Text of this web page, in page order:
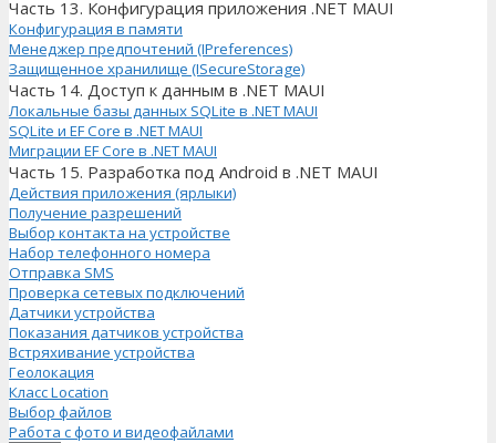
Часть 13. Конфигурация приложения .NET MAUI
Конфигурация в памяти
Менеджер предпочтений (IPreferences)
Защищенное хранилище (ISecureStorage)
Часть 14. Доступ к данным в .NET MAUI
Локальные базы данных SQLite в .NET MAUI
SQLite и EF Core в .NET MAUI
Миграции EF Core в .NET MAUI
Часть 15. Разработка под Android в .NET MAUI
Действия приложения (ярлыки)
Получение разрешений
Выбор контакта на устройстве
Набор телефонного номера
Отправка SMS
Проверка сетевых подключений
Датчики устройства
Показания датчиков устройства
Встряхивание устройства
Геолокация
Класс Location
Выбор файлов
Работа с фото и видеофайлами